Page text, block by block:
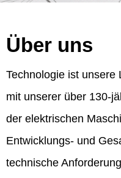
Über uns
Technologie ist unsere
mit unserer über 130-
der elektrischen
Entwicklungs- und
technische